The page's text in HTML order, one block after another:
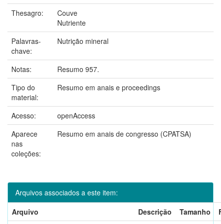
Thesagro:
Couve
Nutriente
Palavras-
chave:
Nutrição mineral
Notas:
Resumo 957.
Tipo do
material:
Resumo em anais e proceedings
Acesso:
openAccess
Aparece
nas
coleções:
Resumo em anais de congresso (CPATSA)
Arquivos associados a este item:
Arquivo
Descrição Tamanho